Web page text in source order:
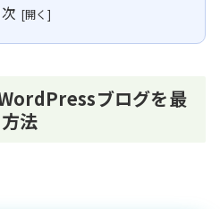
ブログを最
法